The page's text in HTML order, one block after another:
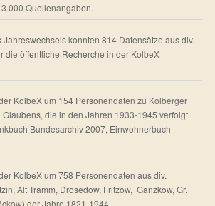
Quellenangaben.
Jahreswechsels konnten 814 Datensätze aus div.
die öffentliche Recherche in der KolbeX
KolbeX um 154 Personendaten zu Kolberger
die in den Jahren 1933-1945 verfolgt
Bundesarchiv 2007, Einwohnerbuch
KolbeX um 758 Personendaten aus div.
Alt Tramm, Drosedow, Fritzow, Ganzkow, Gr.
der Jahre 1821-1944.